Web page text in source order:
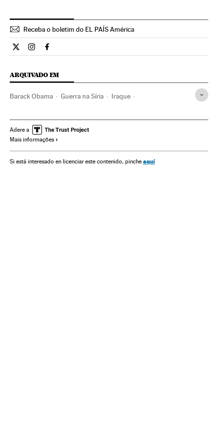
Receba o boletim do EL PAÍS América
Internacional El País Brasil en Twitter
Internacional El País Brasil en Instagram
Internacional El País Brasil en Facebook
ARQUIVADO EM
Barack Obama Guerra na Síria Iraque
Revoluções Oriente médio
Conflitos políticos
Política Protestos sociais Mal-estar social
Adere a
Mais informações
Si está interesado en licenciar este contenido, pinche aquí